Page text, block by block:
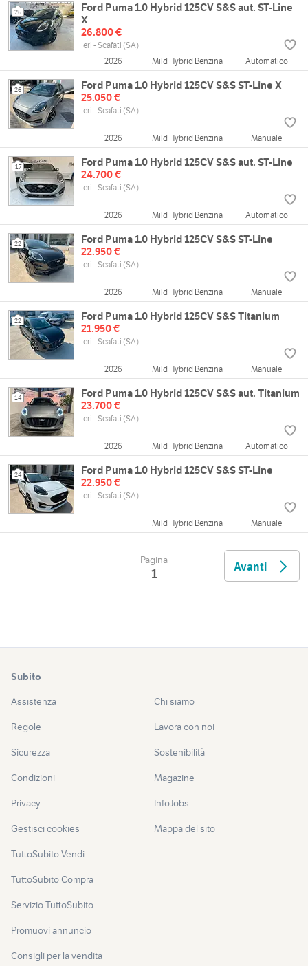
25
Ford Puma 1.0 Hybrid 125CV S&S aut. ST-Line
X
26.800 €
Ieri - Scafati (SA)
2026
Mild Hybrid Benzina Automatico
26
Ford Puma 1.0 Hybrid 125CV S&S ST-Line X
25.050 €
Ieri - Scafati (SA)
2026 Mild Hybrid Benzina Manuale
17
Ford Puma 1.0 Hybrid 125CV S&S aut. ST-Line
24.700 €
Ieri - Scafati (SA)
2026 Mild Hybrid Benzina Automatico
22
Ford Puma 1.0 Hybrid 125CV S&S ST-Line
22.950 €
Ieri - Scafati (SA)
2026 Mild Hybrid Benzina Manuale
22
Ford Puma 1.0 Hybrid 125CV S&S Titanium
21.950 €
Ieri - Scafati (SA)
2026 Mild Hybrid Benzina Manuale
14
Ford Puma 1.0 Hybrid 125CV S&S aut. Titanium
23.700 €
Ieri - Scafati (SA)
2026 Mild Hybrid Benzina Automatico
24
Ford Puma 1.0 Hybrid 125CV S&S ST-Line
22.950 €
Ieri - Scafati (SA)
Mild Hybrid Benzina Manuale
Pagina
1 Avanti
Subito
Assistenza
Regole
Sicurezza
Condizioni
Privacy
Gestisci cookies
TuttoSubito Vendi
TuttoSubito Compra
Servizio TuttoSubito
Promuovi annuncio
Consigli per la vendita
Chi siamo
Lavora con noi
Sostenibilità
Magazine
InfoJobs
Mappa del sito